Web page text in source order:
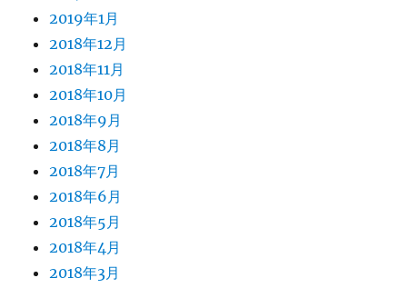
2019年1月
2018年12月
2018年11月
2018年10月
2018年9月
2018年8月
2018年7月
2018年6月
2018年5月
2018年4月
2018年3月